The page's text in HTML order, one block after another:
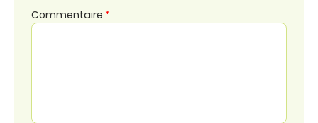
Commentaire *